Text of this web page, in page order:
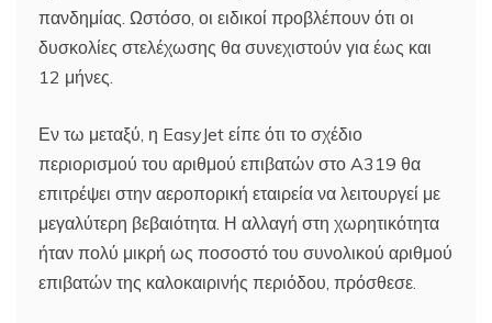
πανδημίας. Ωστόσο, οι ειδικοί προβλέπουν ότι οι
δυσκολίες στελέχωσης θα συνεχιστούν για έως και
12 μήνες.
Εν τω μεταξύ, η EasyJet είπε ότι το σχέδιο
περιορισμού του αριθμού επιβατών στο A319 θα
επιτρέψει στην αεροπορική εταιρεία να λειτουργεί με
μεγαλύτερη βεβαιότητα. Η αλλαγή στη χωρητικότητα
ήταν πολύ μικρή ως ποσοστό του συνολικού αριθμού
επιβατών της καλοκαιρινής περιόδου, πρόσθεσε.